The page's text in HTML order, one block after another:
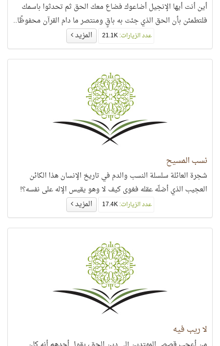
أين أنت أيها الإنجيل أضاعوك فضاع معك الحق ثم تحدثوا باسمك
فلتطمئن بأن الحق الذي جئت به باقٍ ومنتصر ما دام القرآن محفوظًا..
عدد الزيارات:21.1K المزيد
نسب المسيح
شجرة العائلة سلسلة النسب والدم في تاريخ الإنسان هذا الكائن
العجيب الذي أضلّه عقله فغوى كيف لا وهو يقيس الإله على نفسه؟!
عدد الزيارات:17.4K المزيد
لا ريب فيه